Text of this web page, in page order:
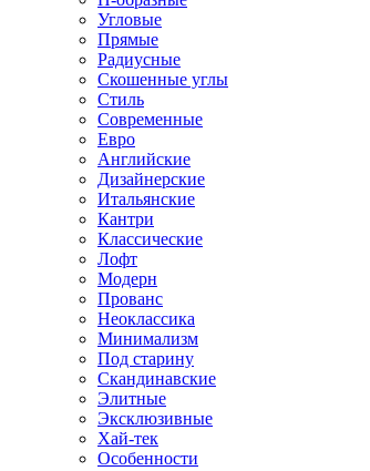
Угловые
Прямые
Радиусные
Скошенные углы
Стиль
Современные
Евро
Английские
Дизайнерские
Итальянские
Кантри
Классические
Лофт
Модерн
Прованс
Неоклассика
Минимализм
Под старину
Скандинавские
Элитные
Эксклюзивные
Хай-тек
Особенности